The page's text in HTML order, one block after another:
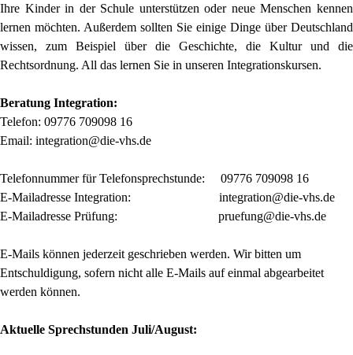
Ihre Kinder in der Schule unterstützen oder neue Menschen kennen
lernen möchten. Außerdem sollten Sie einige Dinge über Deutschland
wissen, zum Beispiel über die Geschichte, die Kultur und die
Rechtsordnung. All das lernen Sie in unseren Integrationskursen.
Beratung Integration:
Telefon: 09776 709098 16
Email: integration@die-vhs.de
Telefonnummer für Telefonsprechstunde: 09776 709098 16
E-Mailadresse Integration: integration@die-vhs.de
E-Mailadresse Prüfung: pruefung@die-vhs.de
E-Mails können jederzeit geschrieben werden. Wir bitten um
Entschuldigung, sofern nicht alle E-Mails auf einmal abgearbeitet
werden können.
Aktuelle Sprechstunden Juli/August: